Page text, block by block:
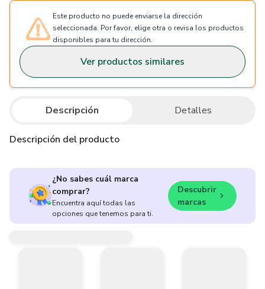
Este producto no puede enviarse la dirección
seleccionada. Por favor, elige otra o revisa los productos
disponibles para tu dirección.
Ver productos similares
Descripción Detalles
Descripción del producto
¿No sabes cuál marca
comprar?
Encuentra aquí todas las
opciones que tenemos para ti.
Descubrir
marcas